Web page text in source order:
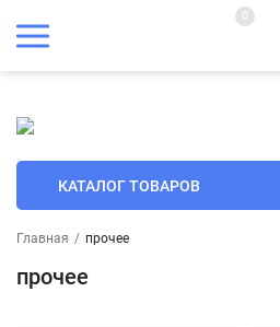
0
КАТАЛОГ ТОВАРОВ
Главная / прочее
прочее